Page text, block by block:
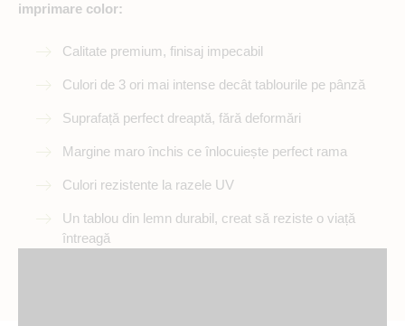
imprimare color:
Calitate premium, finisaj impecabil
Culori de 3 ori mai intense decât tablourile pe pânză
Suprafață perfect dreaptă, fără deformări
Margine maro închis ce înlocuiește perfect rama
Culori rezistente la razele UV
Un tablou din lemn durabil, creat să reziste o viață
întreagă